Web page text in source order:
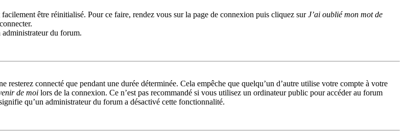
être réinitialisé. Pour ce faire, rendez vous sur la page de connexion puis cliquez surJ’ai oublié mon mot de
administrateur du forum.
resterez connecté que pendant une durée déterminée. Cela empêche que quelqu’un d’autre utilise votre compte à votre
de moi lors de la connexion. Ce n’est pas recommandé si vous utilisez un ordinateur public pour accéder au forum
qu’un administrateur du forum a désactivé cette fonctionnalité.